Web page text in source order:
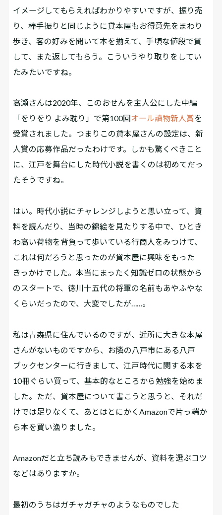
イメージしてもらえればわかりやすいですが、振り売
り、棒手振りと同じように貸本屋もお得意先をまわり
歩き、客の好みを聞いて本を揃えて、手頃な値段で貸
して、また返してもらう。こういうやり取りをしてい
たみたいですね。
――高瀬さんは2020年、このおせんを主人公にした中編
「をりをり よみ耽り」で第100回オール讀物新人賞を
受賞されました。つまりこの貸本屋さんの設定は、新
人賞の応募作品だったわけです。しかも驚くべきこと
に、江戸を舞台にした時代小説を書くのは初めてだっ
たそうですね。
はい。時代小説にチャレンジしようと思い立って、資
料を読んだり、当時の錦絵を見たりする中で、ひとき
わ高い荷物を背負って歩いている行商人をみつけて、
これは何だろうと思ったのが貸本屋に興味をもった
きっかけでした。本当にまったく知識ゼロの状態から
のスタートで、徳川十五代の将軍の名前もあやふやな
くらいだったので、大変でしたが……。
私は青森県に住んでいるのですが、近所に大きな本屋
さんがないものですから、お隣の八戸市にある八戸
ブックセンターに行きまして、江戸時代に関する本を
10冊ぐらい買って、基本的なところから勉強を始めま
した。ただ、貸本屋について書こうと思うと、それだ
けでは足りなくて、あとはとにかくAmazonで片っ端か
ら本を買い漁りました。
――Amazonだと立ち読みもできませんが、資料を選ぶコツ
などはありますか。
最初のうちはガチャガチャのようなものでした